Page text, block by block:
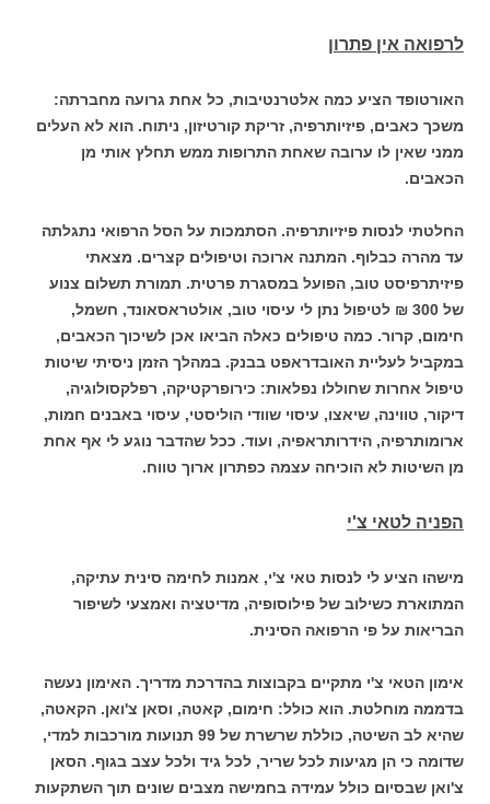
לרפואה אין פתרון
האורטופד הציע כמה אלטרנטיבות, כל אחת גרועה מחברתה:
משכך כאבים, פיזיותרפיה, זריקת קורטיזון, ניתוח. הוא לא העלים
ממני שאין לו ערובה שאחת התרופות ממש תחלץ אותי מן
הכאבים.
החלטתי לנסות פיזיותרפיה. הסתמכות על הסל הרפואי נתגלתה
עד מהרה כבלוף. המתנה ארוכה וטיפולים קצרים. מצאתי
פיזיתרפיסט טוב, הפועל במסגרת פרטית. תמורת תשלום צנוע
של 300 ₪ לטיפול נתן לי עיסוי טוב, אולטראסאונד, חשמל,
חימום, קרור. כמה טיפולים כאלה הביאו אכן לשיכוך הכאבים,
במקביל לעליית האובדראפט בבנק. במהלך הזמן ניסיתי שיטות
טיפול אחרות שחוללו נפלאות: כירופרקטיקה, רפלקסולוגיה,
דיקור, טווינה, שיאצו, עיסוי שוודי הוליסטי, עיסוי באבנים חמות,
ארומותרפיה, הידרותראפיה, ועוד. ככל שהדבר נוגע לי אף אחת
מן השיטות לא הוכיחה עצמה כפתרון ארוך טווח.
הפניה לטאי צ'י
מישהו הציע לי לנסות טאי צ'י, אמנות לחימה סינית עתיקה,
המתוארת כשילוב של פילוסופיה, מדיטציה ואמצעי לשיפור
הבריאות על פי הרפואה הסינית.
אימון הטאי צ'י מתקיים בקבוצות בהדרכת מדריך. האימון נעשה
בדממה מוחלטת. הוא כולל: חימום, קאטה, וסאן צ'ואן. הקאטה,
שהיא לב השיטה, כוללת שרשרת של 99 תנועות מורכבות למדי,
שדומה כי הן מגיעות לכל שריר, לכל גיד ולכל עצב בגוף. הסאן
צ'ואן שבסיום כולל עמידה בחמישה מצבים שונים תוך השתקעות